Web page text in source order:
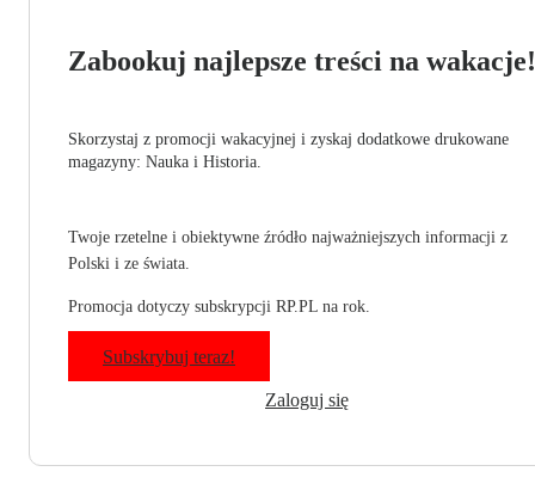
Zabookuj najlepsze treści na wakacje!
Skorzystaj z promocji wakacyjnej i zyskaj dodatkowe drukowane
magazyny: Nauka i Historia.
Twoje rzetelne i obiektywne źródło najważniejszych informacji z
Polski i ze świata.
Promocja dotyczy subskrypcji RP.PL na rok.
Subskrybuj teraz!
Zaloguj się